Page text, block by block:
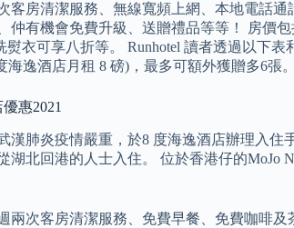
客房清潔服務、無線寬頻上網、本地電話
仲有機會免費升級、送贈禮品等等！ 房價
熨衣可享八折等。 Runhotel 讀者透過以下
逸酒店月租 8 磅)，最多可額外獲贈多6張。
惠2021
漢肺炎疫情嚴重，於8 度海逸酒店辦理入
湖北回港的人士入住。 位於香港仔的MoJo
兩次客房清潔服務、免費早餐、免費咖啡